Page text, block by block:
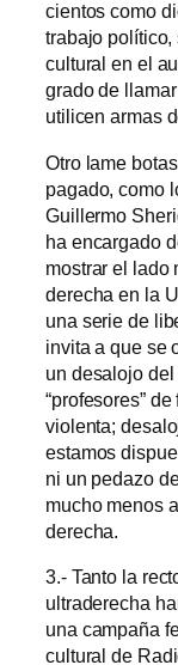
cientos como
trabajo político,
cultural en el
grado de
utilicen armas
Otro lame
pagado, como
Guillermo
ha encargado
mostrar el lado
derecha en la
una serie de
invita a que se
un desalojo del
“profesores” de
violenta;
estamos
ni un pedazo
mucho menos
derecha.
3.- Tanto la
ultraderecha
una campaña
cultural de